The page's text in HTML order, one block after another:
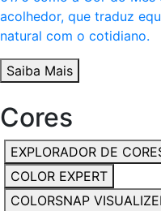
acolhedor, que traduz
natural com o cotidiano.
Saiba Mais
Cores
EXPLORADOR DE
COLOR EXPERT
COLORSNAP